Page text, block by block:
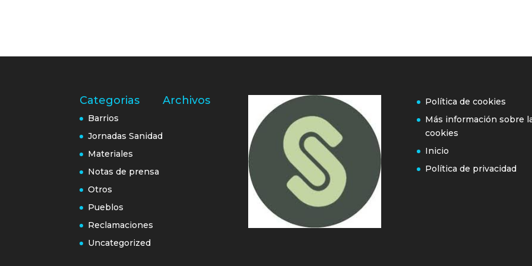
Categorias
Barrios
Jornadas Sanidad
Materiales
Notas de prensa
Otros
Pueblos
Reclamaciones
Uncategorized
Archivos
Política de cookies
Más información sobre
cookies
Inicio
Política de privacidad